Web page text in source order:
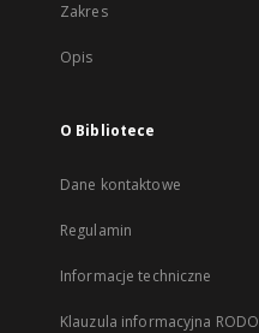
Zakres
Opis
O Bibliotece
Dane kontaktowe
Regulamin
Informacje techniczne
Klauzula informacyjna RODO